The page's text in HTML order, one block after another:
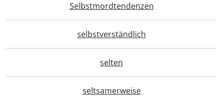
Selbstmordtendenzen
selbstverständlich
selten
seltsamerweise